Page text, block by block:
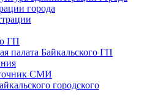
города
ГП
палата Байкальского ГП
СМИ
городского